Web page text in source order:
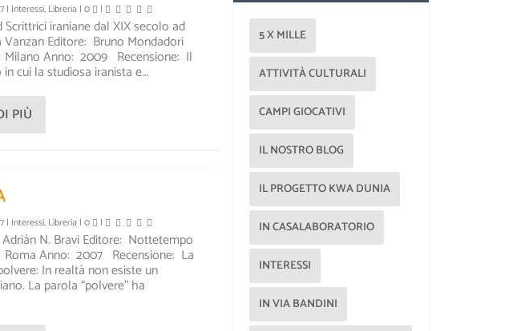
| Interessi, Libreria | 0 |
Scrittrici iraniane dal XIX secolo ad
Editore: Bruno Mondadori
Milano Anno: 2009 Recensione: Il
cui la studiosa iranista e...
PIÙ
| Interessi, Libreria | 0 |
N. Bravi Editore: Nottetempo
Roma Anno: 2007 Recensione: La
In realtà non esiste un
La parola “polvere” ha
5 X MILLE
ATTIVITÀ CULTURALI
CAMPI GIOCATIVI
IL NOSTRO BLOG
IL PROGETTO KWA DUNIA
IN CASALABORATORIO
INTERESSI
IN VIA BANDINI